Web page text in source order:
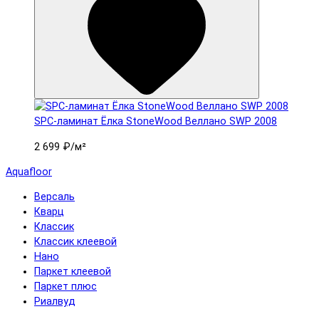
SPC-ламинат Ëлка StoneWood Веллано SWP 2008
2 699 ₽/м²
Aquafloor
Версаль
Кварц
Классик
Классик клеевой
Нано
Паркет клеевой
Паркет плюс
Риалвуд